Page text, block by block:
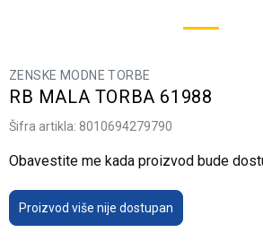
ZENSKE MODNE TORBE
RB MALA TORBA 61988
Šifra artikla: 8010694279790
Obavestite me kada proizvod bude
Proizvod više nije dostupan